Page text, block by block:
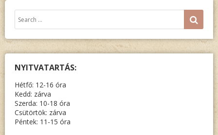
Keresés:
NYITVATARTÁS:
Hétfő: 12-16 óra
Kedd: zárva
Szerda: 10-18 óra
Csütörtök: zárva
Péntek: 11-15 óra